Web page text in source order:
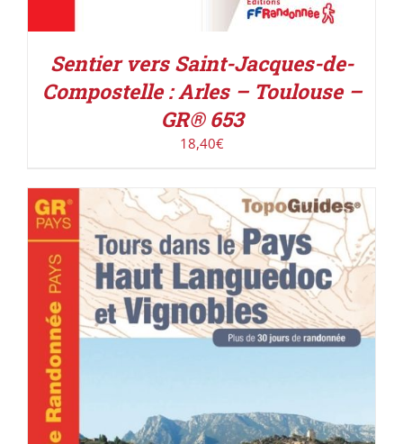
Sentier vers Saint-Jacques-de-
Compostelle : Arles – Toulouse –
GR® 653
18,40€